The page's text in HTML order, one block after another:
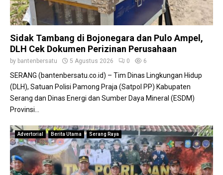
Sidak Tambang di Bojonegara dan Pulo Ampel,
DLH Cek Dokumen Perizinan Perusahaan
by bantenbersatu 5 Agustus 2026 0 6
SERANG (bantenbersatu.co.id) – Tim Dinas Lingkungan Hidup
(DLH), Satuan Polisi Pamong Praja (Satpol PP) Kabupaten
Serang dan Dinas Energi dan Sumber Daya Mineral (ESDM)
Provinsi...
Advertorial Berita Utama Serang Raya